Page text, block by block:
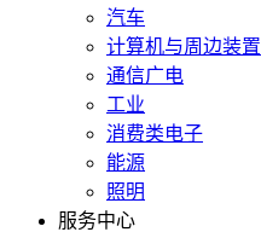
汽车
计算机与周边装置
通信广电
工业
消费类电子
能源
照明
服务中心